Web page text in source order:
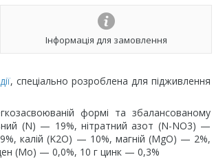
Інформація для замовлення
, спеціально розроблена для підживлення
формі та збалансованому
(N) — 19%, нітратний азот (N-NO3) —
калій (K2O) — 10%, магній (MgO) — 2%,
(Mo) — 0,0%, 10 г цинк — 0,3%